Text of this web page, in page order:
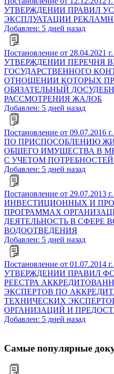
УТВЕРЖДЕНИИ ПРАВИЛ
ЭКСПЛУАТАЦИИ
Добавлен: 5 дней назад
Постановление от 28.04.2021
УТВЕРЖДЕНИИ ПЕРЕЧНЯ
ГОСУДАРСТВЕННОГО
ОТНОШЕНИИ КОТОРЫХ
ОБЯЗАТЕЛЬНЫЙ
РАССМОТРЕНИЯ ЖАЛОБ
Добавлен: 5 дней назад
Постановление от
ПО ПРИСПОСОБЛЕНИЮ
ОБЩЕГО ИМУЩЕСТВА В
С УЧЕТОМ
Добавлен: 5 дней назад
Постановление от 29.07.2013
ИНВЕСТИЦИОННЫХ И
ПРОГРАММАХ
ДЕЯТЕЛЬНОСТЬ В СФЕРЕ
ВОДООТВЕДЕНИЯ
Добавлен: 5 дней назад
Постановление от 01.07.2014
УТВЕРЖДЕНИИ ПРАВИЛ
РЕЕСТРА
ЭКСПЕРТОВ ПО
ТЕХНИЧЕСКИХ
ОРГАНИЗАЦИЙ И
Добавлен: 5 дней назад
Самые популярные